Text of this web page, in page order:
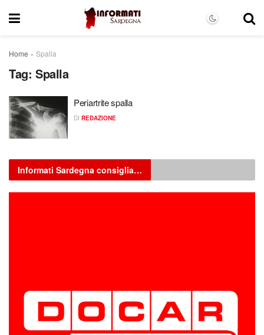
Home » Spalla
Tag: Spalla
Periartrite spalla
DI REDAZIONE
Informati Sardegna consiglia…